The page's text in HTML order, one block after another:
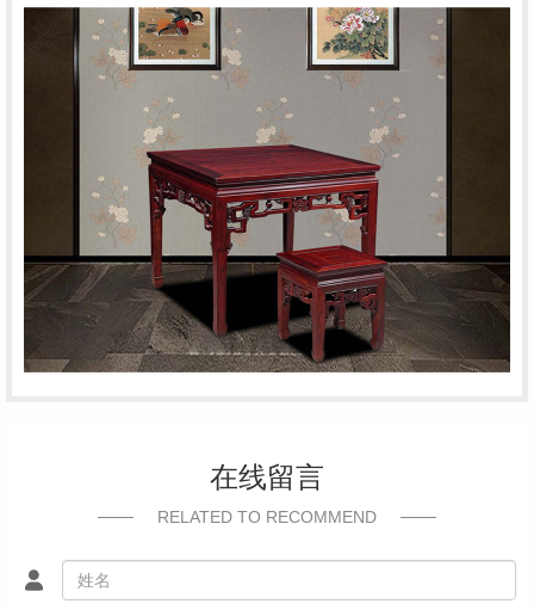
在线留言
RELATED TO RECOMMEND